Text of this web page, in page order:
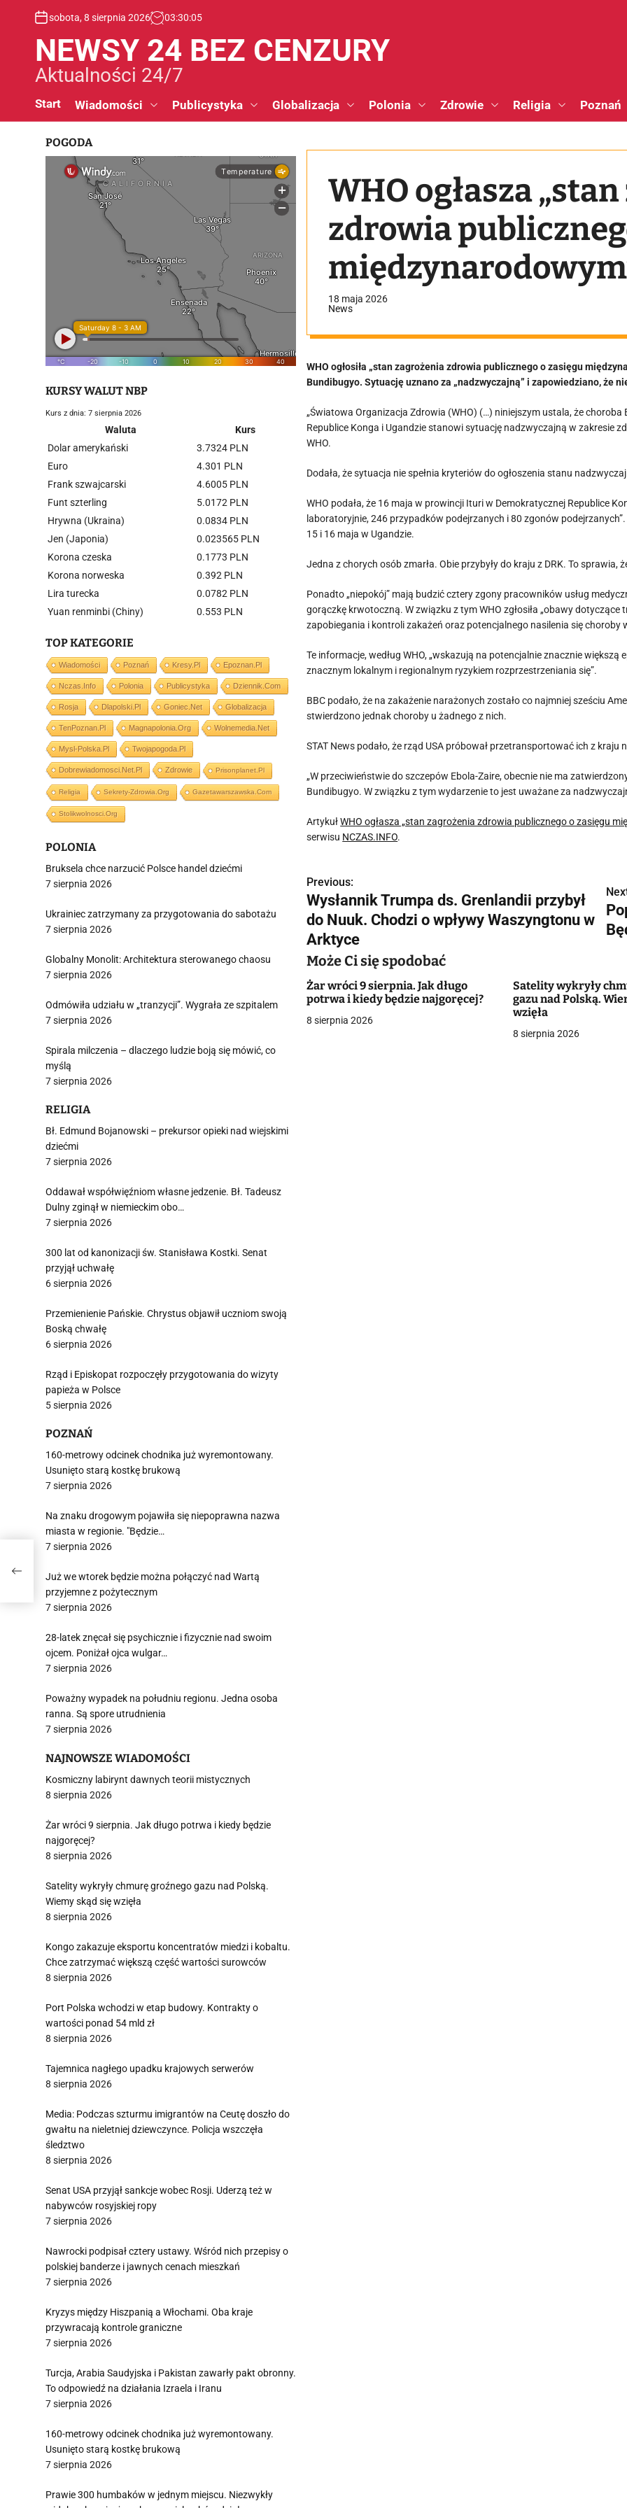
sobota, 8 sierpnia 2026 03:30:06
NEWSY 24 BEZ CENZURY
Aktualności 24/7
Start Wiadomości Publicystyka Globalizacja Polonia Zdrowie Religia Poznań
WHO ogłasza
zdrowia
wspomina o
18 maja 2026
News
WHO ogłosiła „stan zagrożenia zdrowia publicznego o zasięgu
Bundibugyo. Sytuację uznano za „nadzwyczajną” i zapowiedziano, że
„Światowa Organizacja Zdrowia (WHO) (…) niniejszym ustala, że
Republice Konga i Ugandzie stanowi sytuację nadzwyczajną w zakresie
WHO.
Dodała, że sytuacja nie spełnia kryteriów do ogłoszenia stanu
WHO podała, że 16 maja w prowincji Ituri w Demokratycznej Republice
laboratoryjnie, 246 przypadków podejrzanych i 80 zgonów
15 i 16 maja w Ugandzie.
Jedna z chorych osób zmarła. Obie przybyły do kraju z DRK. To sprawia,
Ponadto „niepokój” mają budzić cztery zgony pracowników usług
gorączkę krwotoczną. W związku z tym WHO zgłosiła „obawy
zapobiegania i kontroli zakażeń oraz potencjalnego nasilenia się choroby
Te informacje, według WHO, „wskazują na potencjalnie znacznie większą
znacznym lokalnym i regionalnym ryzykiem rozprzestrzeniania się”.
BBC podało, że na zakażenie narażonych zostało co najmniej sześciu
stwierdzono jednak choroby u żadnego z nich.
STAT News podało, że rząd USA próbował przetransportować ich z
„W przeciwieństwie do szczepów Ebola-Zaire, obecnie nie ma
Bundibugyo. W związku z tym wydarzenie to jest uważane za
ArtykułWHO ogłasza „stan zagrożenia zdrowia publicznego o zasięgu
serwisu NCZAS.INFO.
N
a
w
i
g
a
Previous:
Wysłannik Trumpa ds. Grenlandii przybył
do Nuuk. Chodzi o wpływy Waszyngtonu w
Arktyce
Może Ci się spodobać
Żar wróci 9 sierpnia. Jak długo
potrwa i kiedy będzie najgoręcej?
8 sierpnia 2026
Satelity wykryły
gazu nad Polską.
wzięła
8 sierpnia 2026
POGODA
KURSY WALUT NBP
Kurs z dnia: 7 sierpnia 2026
Waluta
Kurs
Dolar amerykański
3.7324 PLN
Euro
4.301 PLN
Frank szwajcarski
4.6005 PLN
Funt szterling
5.0172 PLN
Hrywna (Ukraina)
0.0834 PLN
Jen (Japonia)
0.023565 PLN
Korona czeska
0.1773 PLN
Korona norweska
0.392 PLN
Lira turecka
0.0782 PLN
Yuan renminbi (Chiny)
0.553 PLN
TOP KATEGORIE
Wiadomości Poznań Kresy.pl Epoznan.pl
Nczas.info Polonia Publicystyka Dziennik.com
Rosja Dlapolski.pl Goniec.net Globalizacja
TenPoznan.pl Magnapolonia.org Wolnemedia.net
Mysl-Polska.pl Twojapogoda.pl
Dobrewiadomosci.net.pl Zdrowie Prisonplanet.pl
Religia Sekrety-Zdrowia.org Gazetawarszawska.com
Stolikwolnosci.org
POLONIA
Bruksela chce narzucić Polsce handel dziećmi
7 sierpnia 2026
Ukrainiec zatrzymany za przygotowania do sabotażu
7 sierpnia 2026
Globalny Monolit: Architektura sterowanego chaosu
7 sierpnia 2026
Odmówiła udziału w „tranzycji”. Wygrała ze szpitalem
7 sierpnia 2026
Spirala milczenia – dlaczego ludzie boją się mówić, co
myślą
7 sierpnia 2026
RELIGIA
Bł. Edmund Bojanowski – prekursor opieki nad wiejskimi
dziećmi
7 sierpnia 2026
Oddawał współwięźniom własne jedzenie. Bł. Tadeusz
Dulny zginął w niemieckim obo…
7 sierpnia 2026
300 lat od kanonizacji św. Stanisława Kostki. Senat
przyjął uchwałę
6 sierpnia 2026
Przemienienie Pańskie. Chrystus objawił uczniom swoją
Boską chwałę
6 sierpnia 2026
Rząd i Episkopat rozpoczęły przygotowania do wizyty
papieża w Polsce
5 sierpnia 2026
POZNAŃ
160-metrowy odcinek chodnika już wyremontowany.
Usunięto starą kostkę brukową
7 sierpnia 2026
Na znaku drogowym pojawiła się niepoprawna nazwa
miasta w regionie. "Będzie…
7 sierpnia 2026
Już we wtorek będzie można połączyć nad Wartą
przyjemne z pożytecznym
7 sierpnia 2026
28-latek znęcał się psychicznie i fizycznie nad swoim
ojcem. Poniżał ojca wulgar…
7 sierpnia 2026
Poważny wypadek na południu regionu. Jedna osoba
ranna. Są spore utrudnienia
7 sierpnia 2026
NAJNOWSZE WIADOMOŚCI
Kosmiczny labirynt dawnych teorii mistycznych
8 sierpnia 2026
Żar wróci 9 sierpnia. Jak długo potrwa i kiedy będzie
najgoręcej?
8 sierpnia 2026
Satelity wykryły chmurę groźnego gazu nad Polską.
Wiemy skąd się wzięła
8 sierpnia 2026
Kongo zakazuje eksportu koncentratów miedzi i kobaltu.
Chce zatrzymać większą część wartości surowców
8 sierpnia 2026
Port Polska wchodzi w etap budowy. Kontrakty o
wartości ponad 54 mld zł
8 sierpnia 2026
Tajemnica nagłego upadku krajowych serwerów
8 sierpnia 2026
Media: Podczas szturmu imigrantów na Ceutę doszło do
gwałtu na nieletniej dziewczynce. Policja wszczęła
śledztwo
8 sierpnia 2026
Senat USA przyjął sankcje wobec Rosji. Uderzą też w
nabywców rosyjskiej ropy
7 sierpnia 2026
Nawrocki podpisał cztery ustawy. Wśród nich przepisy o
polskiej banderze i jawnych cenach mieszkań
7 sierpnia 2026
Kryzys między Hiszpanią a Włochami. Oba kraje
przywracają kontrole graniczne
7 sierpnia 2026
Turcja, Arabia Saudyjska i Pakistan zawarły pakt obronny.
To odpowiedź na działania Izraela i Iranu
7 sierpnia 2026
160-metrowy odcinek chodnika już wyremontowany.
Usunięto starą kostkę brukową
7 sierpnia 2026
Prawie 300 humbaków w jednym miejscu. Niezwykły